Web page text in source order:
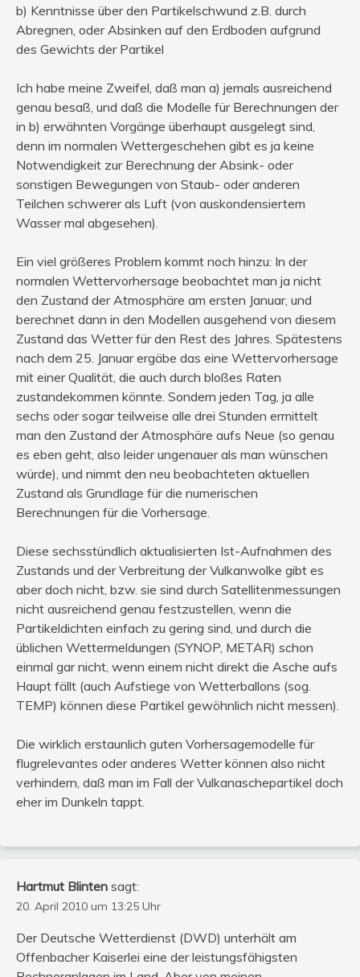
b) Kenntnisse über den Partikelschwund z.B. durch
Abregnen, oder Absinken auf den Erdboden aufgrund
des Gewichts der Partikel
Ich habe meine Zweifel, daß man a) jemals ausreichend
genau besaß, und daß die Modelle für Berechnungen der
in b) erwähnten Vorgänge überhaupt ausgelegt sind,
denn im normalen Wettergeschehen gibt es ja keine
Notwendigkeit zur Berechnung der Absink- oder
sonstigen Bewegungen von Staub- oder anderen
Teilchen schwerer als Luft (von auskondensiertem
Wasser mal abgesehen).
Ein viel größeres Problem kommt noch hinzu: In der
normalen Wettervorhersage beobachtet man ja nicht
den Zustand der Atmosphäre am ersten Januar, und
berechnet dann in den Modellen ausgehend von diesem
Zustand das Wetter für den Rest des Jahres. Spätestens
nach dem 25. Januar ergäbe das eine Wettervorhersage
mit einer Qualität, die auch durch bloßes Raten
zustandekommen könnte. Sondern jeden Tag, ja alle
sechs oder sogar teilweise alle drei Stunden ermittelt
man den Zustand der Atmosphäre aufs Neue (so genau
es eben geht, also leider ungenauer als man wünschen
würde), und nimmt den neu beobachteten aktuellen
Zustand als Grundlage für die numerischen
Berechnungen für die Vorhersage.
Diese sechsstündlich aktualisierten Ist-Aufnahmen des
Zustands und der Verbreitung der Vulkanwolke gibt es
aber doch nicht, bzw. sie sind durch Satellitenmessungen
nicht ausreichend genau festzustellen, wenn die
Partikeldichten einfach zu gering sind, und durch die
üblichen Wettermeldungen (SYNOP, METAR) schon
einmal gar nicht, wenn einem nicht direkt die Asche aufs
Haupt fällt (auch Aufstiege von Wetterballons (sog.
TEMP) können diese Partikel gewöhnlich nicht messen).
Die wirklich erstaunlich guten Vorhersagemodelle für
flugrelevantes oder anderes Wetter können also nicht
verhindern, daß man im Fall der Vulkanaschepartikel doch
eher im Dunkeln tappt.
Hartmut Blinten sagt:
20. April 2010 um 13:25 Uhr
Der Deutsche Wetterdienst (DWD) unterhält am
Offenbacher Kaiserlei eine der leistungsfähigsten